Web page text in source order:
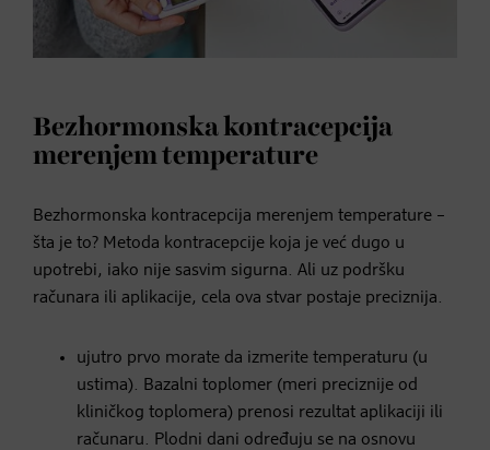
Bezhormonska kontracepcija
merenjem temperature
Bezhormonska kontracepcija merenjem temperature –
šta je to? Metoda kontracepcije koja je već dugo u
upotrebi, iako nije sasvim sigurna. Ali uz podršku
računara ili aplikacije, cela ova stvar postaje preciznija.
ujutro prvo morate da izmerite temperaturu (u
ustima). Bazalni toplomer (meri preciznije od
kliničkog toplomera) prenosi rezultat aplikaciji ili
računaru. Plodni dani određuju se na osnovu